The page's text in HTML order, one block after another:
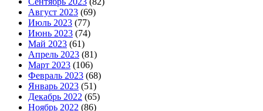
Август 2023 (69)
Июль 2023 (77)
Июнь 2023 (74)
Май 2023 (61)
Апрель 2023 (81)
Март 2023 (106)
Февраль 2023 (68)
Январь 2023 (51)
Декабрь 2022 (65)
Ноябрь 2022 (86)